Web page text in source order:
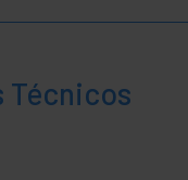
Técnicos